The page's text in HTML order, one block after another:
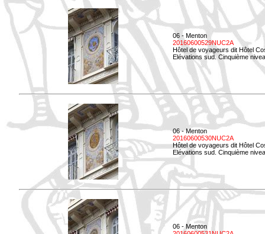
06 - Menton
20160600529NUC2A
Hôtel de voyageurs dit Hôtel
Elévations sud. Cinquième
06 - Menton
20160600530NUC2A
Hôtel de voyageurs dit Hôtel
Elévations sud. Cinquième
06 - Menton